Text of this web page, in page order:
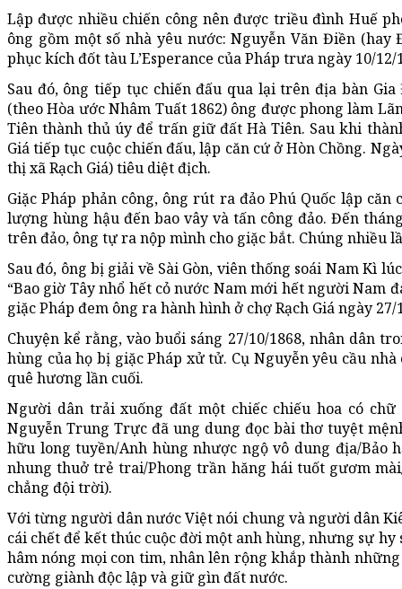
Lập được nhiều chiến công nên được triều đình Huế
ông gồm một số nhà yêu nước: Nguyễn Văn Điền
phục kích đốt tàu L’Esperance của Pháp trưa ngày 10/
Sau đó, ông tiếp tục chiến đấu qua lại trên địa bàn
(theo Hòa ước Nhâm Tuất 1862) ông được phong làm
Tiên thành thủ úy để trấn giữ đất Hà Tiên. Sau khi
Giá tiếp tục cuộc chiến đấu, lập căn cứ ở Hòn Chồng.
thị xã Rạch Giá) tiêu diệt địch.
Giặc Pháp phản công, ông rút ra đảo Phú Quốc lập
lượng hùng hậu đến bao vây và tấn công đảo. Đến
trên đảo, ông tự ra nộp mình cho giặc bắt. Chúng nhiều
Sau đó, ông bị giải về Sài Gòn, viên thống soái Nam Kì
“Bao giờ Tây nhổ hết cỏ nước Nam mới hết người Nam
giặc Pháp đem ông ra hành hình ở chợ Rạch Giá ngày
Chuyện kể rằng, vào buổi sáng 27/10/1868, nhân dân
hùng của họ bị giặc Pháp xử tử. Cụ Nguyễn yêu cầu
quê hương lần cuối.
Người dân trải xuống đất một chiếc chiếu hoa có
Nguyễn Trung Trực đã ung dung đọc bài thơ tuyệt
hữu long tuyền/Anh hùng nhược ngộ vô dung địa/Bảo
nhung thuở trẻ trai/Phong trần hăng hái tuốt gươm
chẳng đội trời).
Với từng người dân nước Việt nói chung và người dân
cái chết để kết thúc cuộc đời một anh hùng, nhưng sự
hâm nóng mọi con tim, nhân lên rộng khắp thành
cường giành độc lập và giữ gìn đất nước.